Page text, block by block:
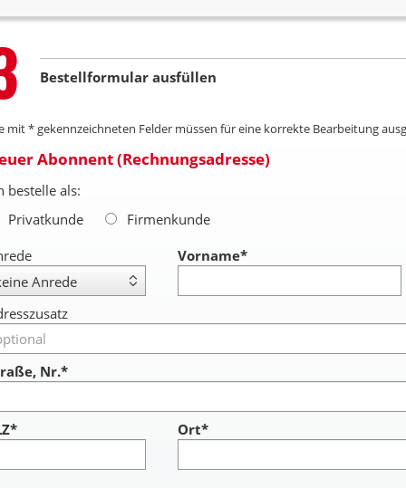
Bestellformular ausfüllen
mit * gekennzeichneten Felder müssen für eine korrekte Bearbeitung
Abonnent (Rechnungsadresse)
bestelle als:
Privatkunde
Firmenkunde
Vorname*
Nr.*
Ort*